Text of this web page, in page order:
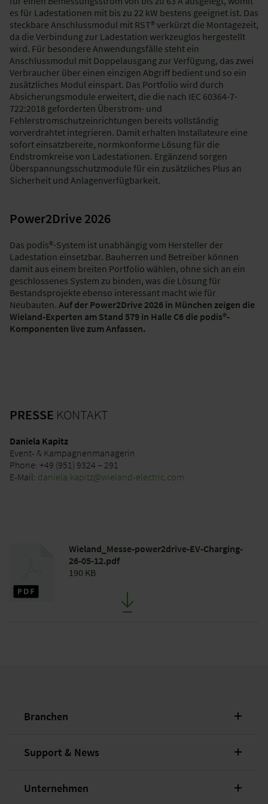
es für Ladestationen mit bis zu 22 kW bestens geeignet ist. Das
steckbare Anschlussmodul mit RST® verkürzt die Montagezeit,
da die Verbindung zur Ladestation werkzeuglos hergestellt
wird. Für besondere Anwendungsfälle steht ein
Anschlussmodul mit Doppelausgang zur Verfügung, das zwei
Verbraucher über einen einzigen Abgriff bedient und so ein
zusätzliches Modul einspart. Das Portfolio wird durch
Absicherungsmodule erweitert, die die nach IEC 60364-7-
722:2018 geforderten Überstrom- und
Fehlerstromschutzeinrichtungen bereits vollständig
vorverdrahtet integrieren. Damit erhalten Installateure eine
sofort einsatzbereite, normkonforme Lösung für die
Endstromkreise von Ladestationen. Ergänzend sorgen
Überspannungsschutzmodule für ein zusätzliches Plus an
Sicherheit und Anlagenverfügbarkeit.
Power2Drive 2026
Das podis®-System ist unabhängig vom Hersteller der
Ladestation einsetzbar. Bauherren und Betreiber können
damit aus einem breiten Portfolio wählen, ohne sich an ein
geschlossenes System zu binden, was die Lösung für
Bestandsprojekte ebenso interessant macht wie für
Neubauten. Auf der Power2Drive 2026 in München zeigen die
Wieland-Experten am Stand 579 in Halle C6 die podis®-
Komponenten live zum Anfassen.
PRESSE KONTAKT
Daniela Kapitz
Event- & Kampagnenmanagerin
Phone: +49 (951) 9324 – 291
E-Mail: daniela.kapitz@wieland-electric.com
Wieland_Messe-power2drive-EV-Charging-
26-05-12.pdf
190 KB
Branchen
Support & News
Unternehmen